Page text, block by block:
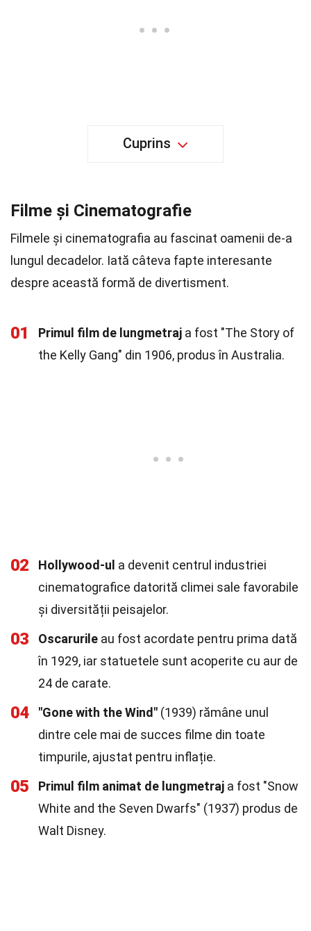
Cuprins
Filme și Cinematografie
Filmele și cinematografia au fascinat oamenii de-a
lungul decadelor. Iată câteva fapte interesante
despre această formă de divertisment.
01 Primul film de lungmetraj a fost "The Story of
the Kelly Gang" din 1906, produs în Australia.
02 Hollywood-ul a devenit centrul industriei
cinematografice datorită climei sale favorabile
și diversității peisajelor.
03 Oscarurile au fost acordate pentru prima dată
în 1929, iar statuetele sunt acoperite cu aur de
24 de carate.
04 "Gone with the Wind" (1939) rămâne unul
dintre cele mai de succes filme din toate
timpurile, ajustat pentru inflație.
05 Primul film animat de lungmetraj a fost "Snow
White and the Seven Dwarfs" (1937) produs de
Walt Disney.